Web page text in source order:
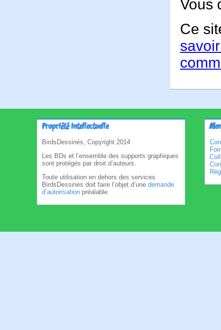
Vous
Ce
Propriété intellectuelle
BirdsDessinés, Copyright 2014
Les BDs et l’ensemble des supports graphiques
sont protégés par droit d’auteurs.
Toute utilisation en dehors des services
BirdsDessinés doit faire l’objet d’une demande
d’autorisation préalable.